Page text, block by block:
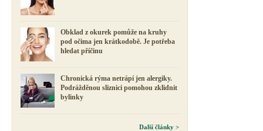
Obklad z okurek pomůže na kruhy
pod očima jen krátkodobě. Je potřeba
hledat příčinu
Chronická rýma netrápí jen alergiky.
Podrážděnou sliznici pomohou zklidnit
bylinky
Další články >